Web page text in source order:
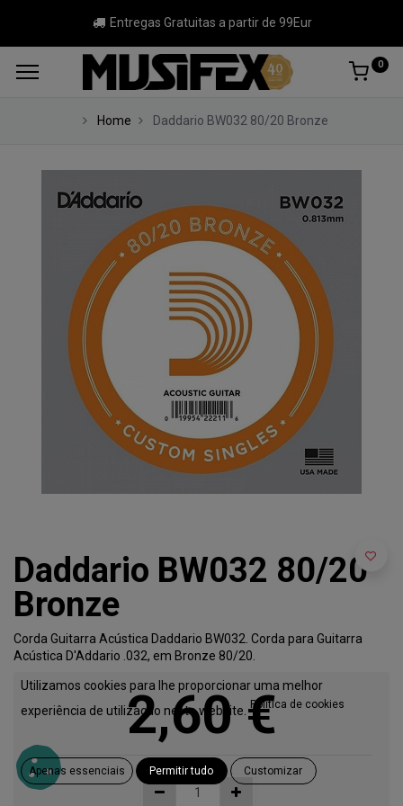
Entregas Gratuitas a partir de 99Eur
0
Home Daddario BW032 80/20 Bronze
Daddario BW032 80/20
Bronze
Corda Guitarra Acústica Daddario BW032. Corda para Guitarra
Acústica D'Addario .032, em Bronze 80/20.
2,60€
Utilizamos cookies para lhe proporcionar uma melhor
experiência de utilização neste website.
Política de cookies
Apenas essenciais Permitir tudo Customizar